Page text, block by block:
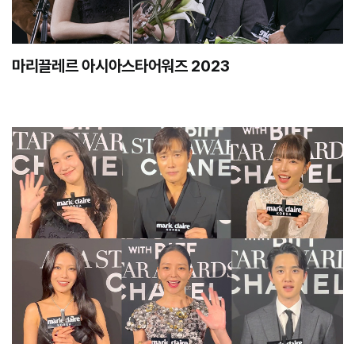
마리끌레르 아시아스타어워즈 2023